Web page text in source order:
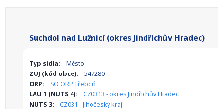
Suchdol nad Lužnicí (okres Jindřichův Hradec)
Typ sídla:
Město
ZUJ (kód obce):
547280
ORP:
SO ORP Třeboň
LAU 1 (NUTS 4):
CZ0313 - okres Jindřichův Hradec
NUTS 3:
CZ031 - Jihočeský kraj